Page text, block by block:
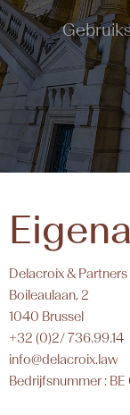
Delacroix & Partners
Boileaulaan, 2
1040 Brussel
+32 (0)2/ 736.99.14
info@delacroix.law
Bedrijfsnummer :